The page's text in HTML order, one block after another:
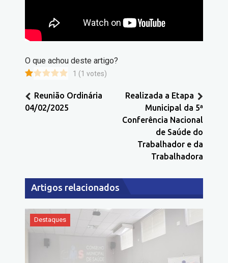
O que achou deste artigo?
1 (1 votes)
Reunião Ordinária
04/02/2025
Realizada a Etapa
Municipal da 5ª
Conferência Nacional
de Saúde do
Trabalhador e da
Trabalhadora
Artigos relacionados
Destaques